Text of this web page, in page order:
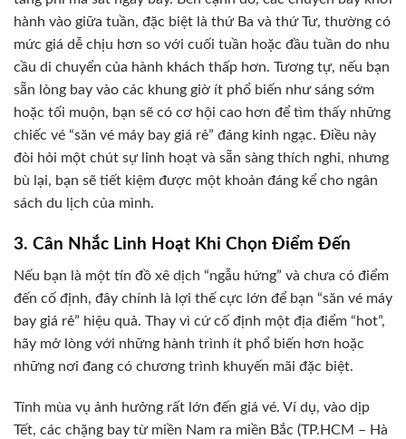
hành vào giữa tuần, đặc biệt là thứ Ba và thứ Tư, thường có
mức giá dễ chịu hơn so với cuối tuần hoặc đầu tuần do nhu
cầu di chuyển của hành khách thấp hơn. Tương tự, nếu bạn
sẵn lòng bay vào các khung giờ ít phổ biến như sáng sớm
hoặc tối muộn, bạn sẽ có cơ hội cao hơn để tìm thấy những
chiếc vé “săn vé máy bay giá rẻ” đáng kinh ngạc. Điều này
đòi hỏi một chút sự linh hoạt và sẵn sàng thích nghi, nhưng
bù lại, bạn sẽ tiết kiệm được một khoản đáng kể cho ngân
sách du lịch của mình.
3. Cân Nhắc Linh Hoạt Khi Chọn Điểm Đến
Nếu bạn là một tín đồ xê dịch “ngẫu hứng” và chưa có điểm
đến cố định, đây chính là lợi thế cực lớn để bạn “săn vé máy
bay giá rẻ” hiệu quả. Thay vì cứ cố định một địa điểm “hot”,
hãy mở lòng với những hành trình ít phổ biến hơn hoặc
những nơi đang có chương trình khuyến mãi đặc biệt.
Tính mùa vụ ảnh hưởng rất lớn đến giá vé. Ví dụ, vào dịp
Tết, các chặng bay từ miền Nam ra miền Bắc (TP.HCM – Hà